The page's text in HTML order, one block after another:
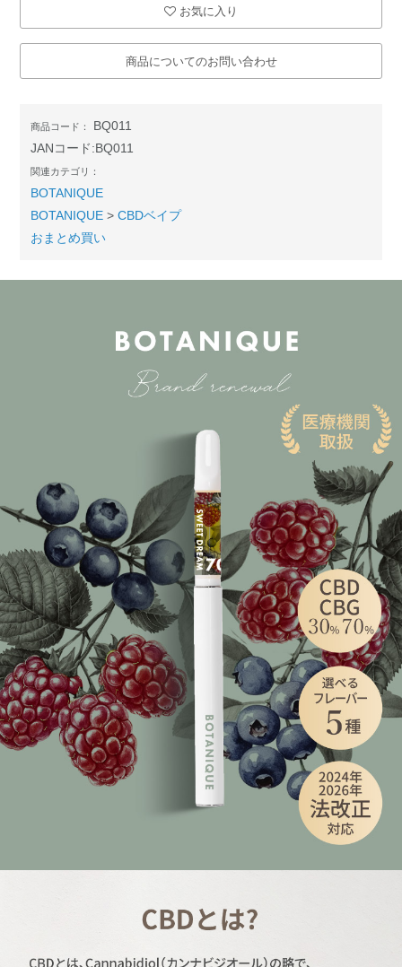
お気に入り
商品についてのお問い合わせ
商品コード：
BQ011
JANコード:BQ011
関連カテゴリ：
BOTANIQUE
BOTANIQUE >CBDベイプ
おまとめ買い